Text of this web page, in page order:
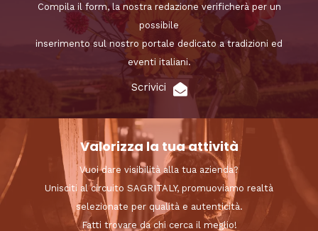
Compila il form, la nostra redazione verificherà per un
possibile
inserimento sul nostro portale dedicato a tradizioni ed
eventi italiani.
Scrivici
Valorizza la tua attività
Vuoi dare visibilità alla tua azienda?
Unisciti al circuito SAGRITALY, promuoviamo realtà
selezionate per qualità e autenticità.
Fatti trovare da chi cerca il meglio!